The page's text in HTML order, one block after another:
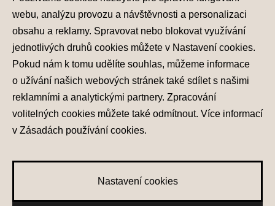
Nastavení cookies
Zásady zpracování osobních údajů
Seznam příjemců
Správa souhlasů
Obchodní údaje
webu, analýzu provozu a návštěvnosti a personalizaci
obsahu a reklamy. Spravovat nebo blokovat využívání
jednotlivých druhů cookies můžete v Nastavení cookies.
Pokud nám k tomu udělíte souhlas, můžeme informace
o užívání našich webových stránek také sdílet s našimi
reklamními a analytickými partnery. Zpracování
volitelných cookies můžete také odmítnout. Více informací
v Zásadách používání cookies.
Nastavení cookies